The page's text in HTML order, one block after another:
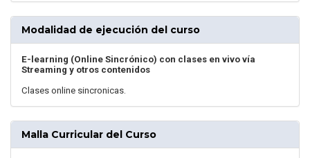
Modalidad de ejecución del curso
E-learning (Online Sincrónico) con clases en vivo vía
Streaming y otros contenidos
Clases online sincronicas.
Malla Curricular del Curso